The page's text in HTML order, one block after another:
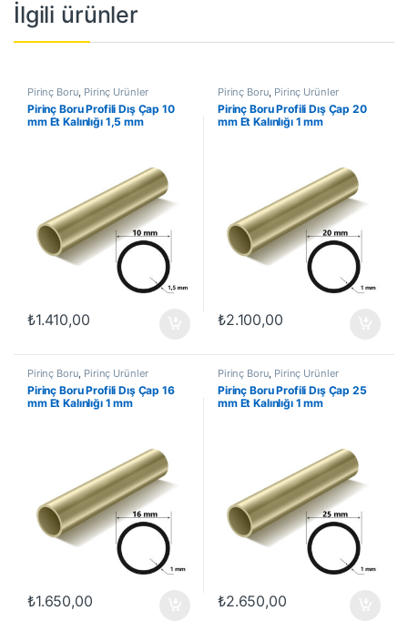
İlgili ürünler
Pirinç Boru, Pirinç Ürünler
Pirinç Boru Profili Dış Çap 10
mm Et Kalınlığı 1,5 mm
₺1.410,00
Pirinç Boru, Pirinç Ürünler
Pirinç Boru Profili Dış Çap 20
mm Et Kalınlığı 1 mm
₺2.100,00
Pirinç Boru, Pirinç Ürünler
Pirinç Boru Profili Dış Çap 16
mm Et Kalınlığı 1 mm
₺1.650,00
Pirinç Boru, Pirinç Ürünler
Pirinç Boru Profili Dış Çap 25
mm Et Kalınlığı 1 mm
₺2.650,00